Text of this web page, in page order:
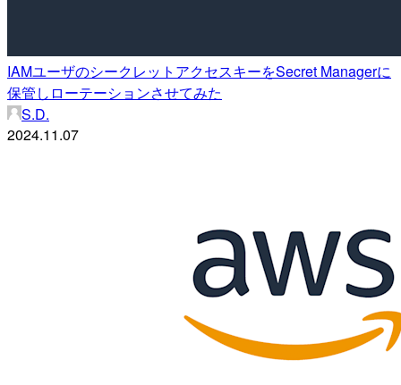
IAMユーザのシークレットアクセスキーをSecret Managerに
保管しローテーションさせてみた
S.D.
2024.11.07